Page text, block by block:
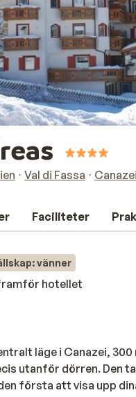
Val di Fassa Canazei
Faciliteter
vänner
hotellet
läge i Canazei,
utanför dörren. Den
första att visa upp